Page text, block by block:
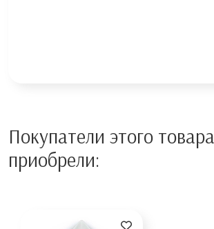
Покупатели этого
приобрели: